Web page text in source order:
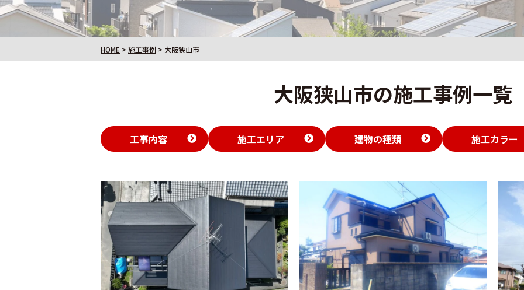
HOME > 施工事例 > 大阪狭山市
大阪狭山市の施工事例一覧
工事内容 施工エリア 建物の種類 施工カラー